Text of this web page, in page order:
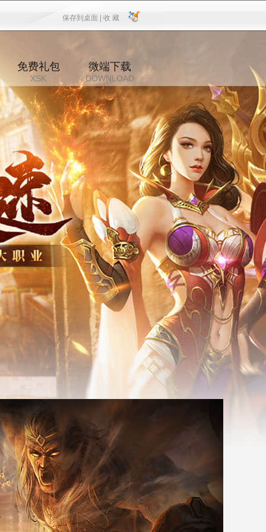
保存到桌面 |
保存到桌面 收 藏
收 藏
免费礼包
XSK
微端下载
DOWNLOAD